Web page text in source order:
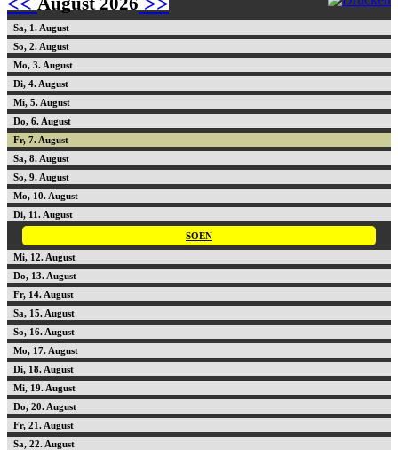
1
2
3
4
5
6
7
8
9
10
11
SOEN
12
13
14
15
16
17
18
19
20
21
22